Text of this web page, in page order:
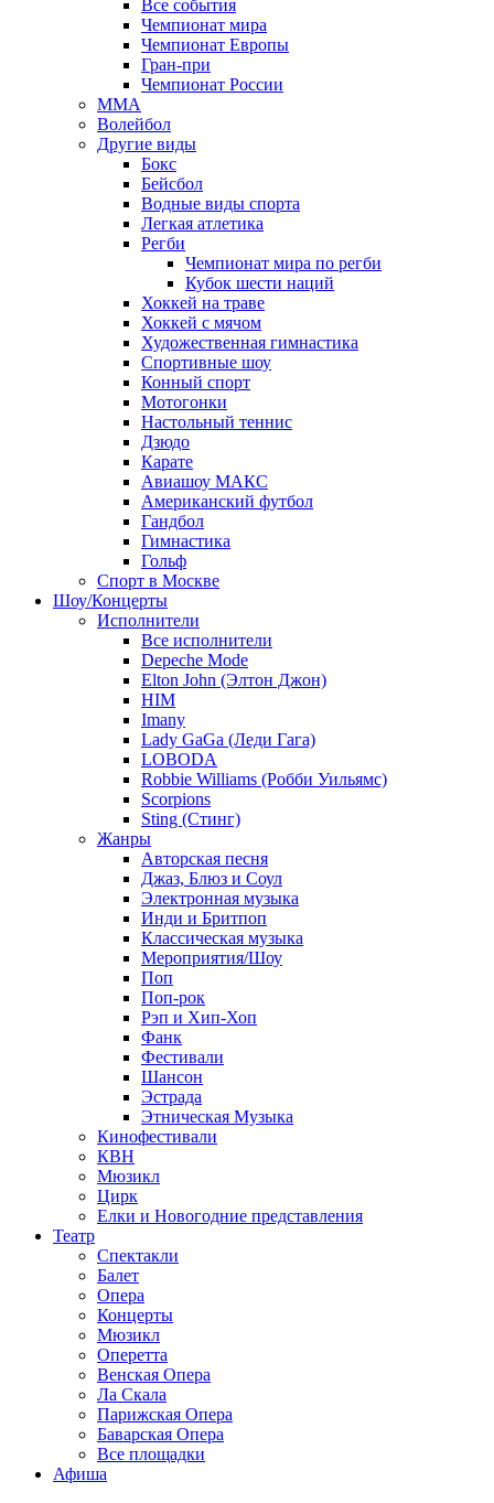
Все события
Чемпионат мира
Чемпионат Европы
Гран-при
Чемпионат России
MMA
Волейбол
Другие виды
Бокс
Бейсбол
Водные виды спорта
Легкая атлетика
Регби
Чемпионат мира по регби
Кубок шести наций
Хоккей на траве
Хоккей с мячом
Художественная гимнастика
Спортивные шоу
Конный спорт
Мотогонки
Настольный теннис
Дзюдо
Карате
Авиашоу МАКС
Американский футбол
Гандбол
Гимнастика
Гольф
Спорт в Москве
Шоу/Концерты
Исполнители
Все исполнители
Depeche Mode
Elton John (Элтон Джон)
HIM
Imany
Lady GaGa (Леди Гага)
LOBODA
Robbie Williams (Робби Уильямс)
Scorpions
Sting (Стинг)
Жанры
Авторская песня
Джаз, Блюз и Соул
Электронная музыка
Инди и Бритпоп
Классическая музыка
Мероприятия/Шоу
Поп
Поп-рок
Рэп и Хип-Хоп
Фанк
Фестивали
Шансон
Эстрада
Этническая Музыка
Кинофестивали
КВН
Мюзикл
Цирк
Елки и Новогодние представления
Театр
Спектакли
Балет
Опера
Концерты
Мюзикл
Оперетта
Венская Опера
Ла Скала
Парижская Опера
Баварская Опера
Все площадки
Афиша